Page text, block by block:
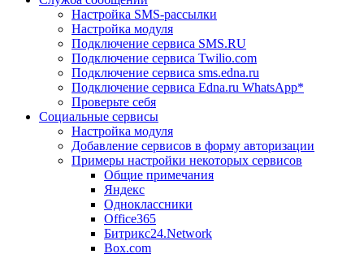
Настройка SMS-рассылки
Настройка модуля
Подключение сервиса SMS.RU
Подключение сервиса Twilio.com
Подключение сервиса sms.edna.ru
Подключение сервиса Edna.ru WhatsApp*
Проверьте себя
Социальные сервисы
Настройка модуля
Добавление сервисов в форму авторизации
Примеры настройки некоторых сервисов
Общие примечания
Яндекс
Одноклассники
Office365
Битрикс24.Network
Box.com